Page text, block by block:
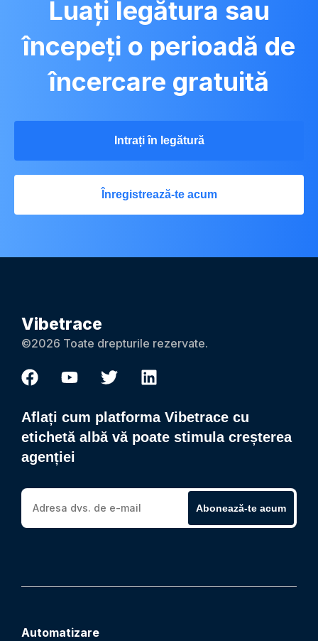
Luați legătura sau
începeți o perioadă de
încercare gratuită
Intrați în legătură
Înregistrează-te acum
Vibetrace
©2026 Toate drepturile rezervate.
Aflați cum platforma Vibetrace cu
etichetă albă vă poate stimula creșterea
agenției
Abonează-te acum
Automatizare